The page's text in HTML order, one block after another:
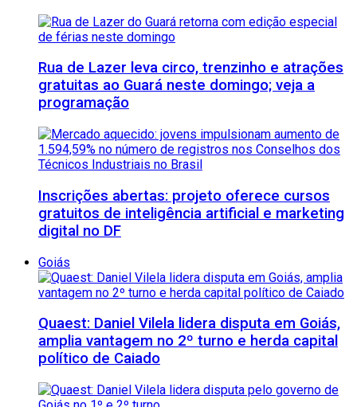
Rua de Lazer leva circo, trenzinho e atrações
gratuitas ao Guará neste domingo; veja a
programação
Inscrições abertas: projeto oferece cursos
gratuitos de inteligência artificial e marketing
digital no DF
Goiás
Quaest: Daniel Vilela lidera disputa em Goiás,
amplia vantagem no 2º turno e herda capital
político de Caiado